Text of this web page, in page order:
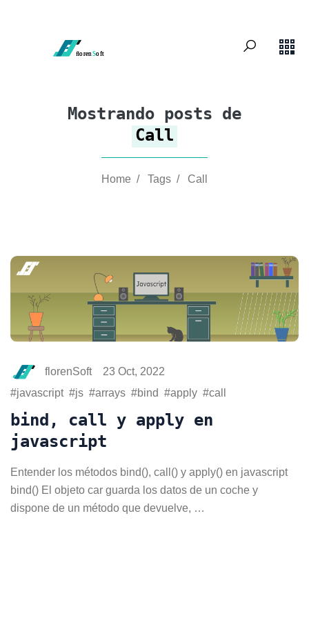
Mostrando posts de
Call
Home / Tags / Call
florenSoft
23 Oct, 2022
javascript
js arrays bind apply call
bind, call y apply en
javascript
Entender los métodos bind(), call() y apply() en javascript
bind() El objeto car guarda los datos de un coche y
dispone de un método que devuelve, …